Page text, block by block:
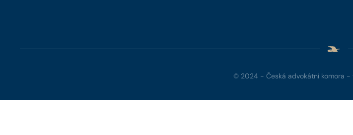
© 2024 - Česká advokátní komora -